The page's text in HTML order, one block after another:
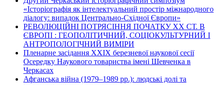
«Історіографія як інтелектуальний простір міжнародного
діалогу: випадок Центрально-Східної Європи»
РЕВОЛЮЦІЙНІ ПОТРЯСІННЯ ПОЧАТКУ ХХ СТ. В
ЄВРОПІ : ГЕОПОЛІТИЧНИЙ, СОЦІОКУЛЬТУРНИЙ І
АНТРОПОЛОГІЧНИЙ ВИМІРИ
Пленарне засідання ХХІХ березневої наукової сесії
Осередку Наукового товариства імені Шевченка в
Черкасах
Афганська війна (1979–1989 рр.): людські долі та